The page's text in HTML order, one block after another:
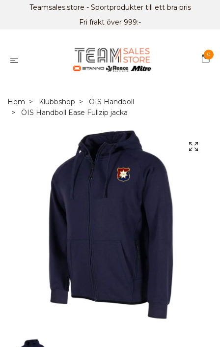
Teamsales.store - Sportprodukter till ett bra pris
Fri frakt över 999:-
0
Hem Klubbshop
ÖIS Handboll
ÖIS Handboll Ease Fullzip jacka